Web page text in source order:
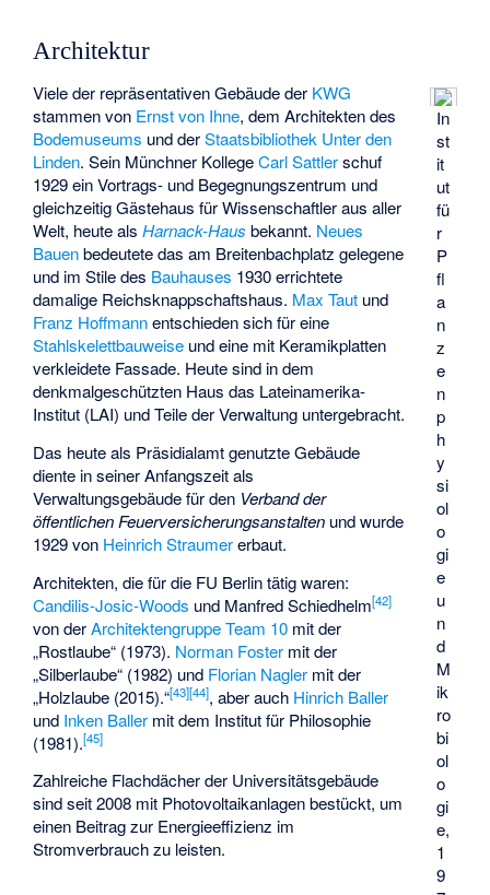
Architektur
In
st
it
ut
fü
r
P
fl
a
n
z
e
n
p
h
y
si
ol
o
gi
e
u
n
d
M
ik
ro
bi
ol
o
gi
e,
1
9
Viele der repräsentativen Gebäude der KWG
stammen von Ernst von Ihne, dem Architekten des
Bodemuseums und derStaatsbibliothek Unter den
Linden. Sein Münchner KollegeCarl Sattlerschuf
1929 ein Vortrags- und Begegnungszentrum und
gleichzeitig Gästehaus für Wissenschaftler aus aller
Welt, heute alsHarnack-Haus bekannt. Neues
Bauenbedeutete das am Breitenbachplatz gelegene
und im Stile des Bauhauses 1930 errichtete
damalige Reichsknappschaftshaus. Max Taut und
Franz Hoffmannentschieden sich für eine
Stahlskelettbauweise und eine mit Keramikplatten
verkleidete Fassade. Heute sind in dem
denkmalgeschützten Haus das Lateinamerika-
Institut (LAI) und Teile der Verwaltung untergebracht.
Das heute als Präsidialamt genutzte Gebäude
diente in seiner Anfangszeit als
Verwaltungsgebäude für den Verband der
öffentlichen Feuerversicherungsanstalten und wurde
1929 von Heinrich Straumererbaut.
Architekten, die für die FU Berlin tätig waren:
Candilis-Josic-Woods und Manfred Schiedhelm[42]
von derArchitektengruppe Team 10 mit der
„Rostlaube“ (1973). Norman Foster mit der
„Silberlaube“ (1982) und Florian Nagler mit der
„Holzlaube (2015).“[43][44], aber auch Hinrich Baller
und Inken Baller mit dem Institut für Philosophie
(1981).[45]
Zahlreiche Flachdächer der Universitätsgebäude
sind seit 2008 mit Photovoltaikanlagen bestückt, um
einen Beitrag zur Energieeffizienz im
Stromverbrauch zu leisten.